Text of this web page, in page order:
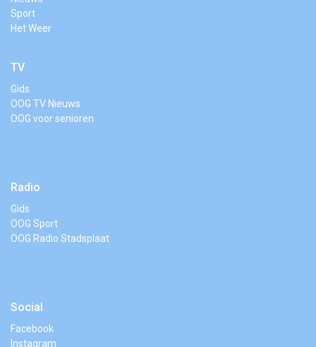
Sport
Het Weer
TV
Gids
OOG TV Nieuws
OOG voor senioren
Radio
Gids
OOG Sport
OOG Radio Stadsplaat
Social
Facebook
Instagram